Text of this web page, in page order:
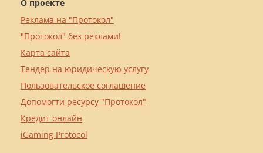
О проекте
Реклама на "Протокол"
"Протокол" без реклами!
Карта сайта
Тендер на юридическую услугу
Пользовательское соглашение
Допомогти ресурсу "Протокол"
Кредит онлайн
iGaming Protocol